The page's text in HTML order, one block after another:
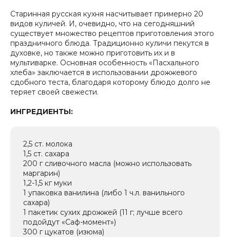
Старинная русская кухня насчитывает примерно 20
видов куличей. И, очевидно, что на сегодняшний
существует множество рецептов приготовления этого
праздничного блюда. Традиционно куличи пекутся в
духовке, но также можно приготовить их и в
мультиварке. Основная особенность «Пасхального
хлеба» заключается в использовании дрожжевого
сдобного теста, благодаря которому блюдо долго не
теряет своей свежести.
ИНГРЕДИЕНТЫ:
2,5 ст. молока
1,5 ст. сахара
200 г сливочного масла (можно использовать
маргарин)
1,2-1,5 кг муки
1 упаковка ванилина (либо 1 ч.л. ванильного
сахара)
1 пакетик сухих дрожжей (11 г; лучше всего
подойдут «Саф-момент»)
300 г цукатов (изюма)